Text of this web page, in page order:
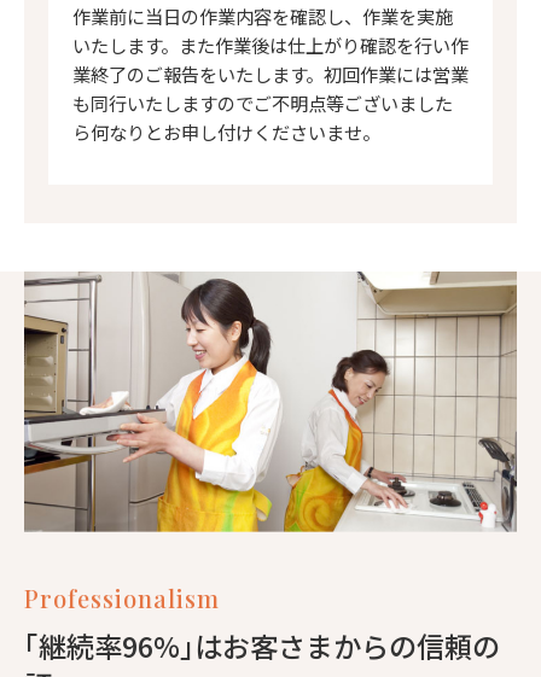
作業前に当日の作業内容を確認し、作業を実施
いたします。また作業後は仕上がり確認を行い作
業終了のご報告をいたします。初回作業には営業
も同行いたしますのでご不明点等ございました
ら何なりとお申し付けくださいませ。
Professionalism
｢継続率96%｣はお客さまからの信頼の